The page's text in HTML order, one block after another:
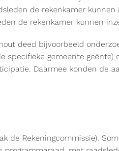
de rekenkamer
de rekenkamer kunnen
deed bijvoorbeeld
gemeente geënte)
Daarmee konden de
de Rekeningcommissie).